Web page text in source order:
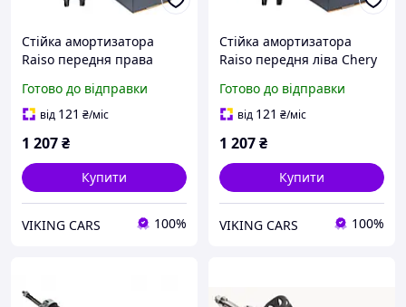
Стійка амортизатора
Raiso передня права
Chevrolet Spark 1998-2005
332100 313356
Готово до відправки
від 121 ₴/міс
1 207₴
Купити
VIKING CARS 100%
Стійка амортизатора
Raiso передня ліва Chery
Chevrolet Spark 1998-2005
332101 313357
Готово до відправки
від 121 ₴/міс
1 207₴
Купити
VIKING CARS 100%